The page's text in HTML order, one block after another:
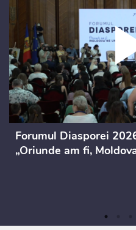
Forumul Diasporei
„Oriunde am fi,